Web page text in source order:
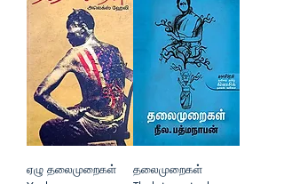
ஏழு தலைமுறைகள்
தலைமுறைகள்